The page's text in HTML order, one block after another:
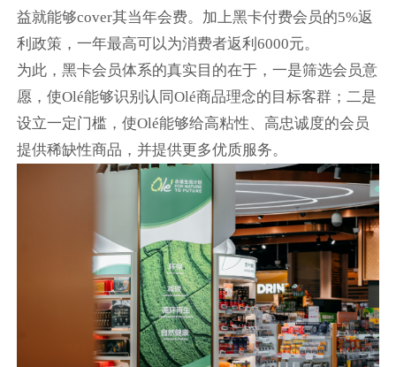
益就能够cover其当年会费。加上黑卡付费会员的5%返
利政策，一年最高可以为消费者返利6000元。
为此，黑卡会员体系的真实目的在于，一是筛选会员意
愿，使Olé能够识别认同Olé商品理念的目标客群；二是
设立一定门槛，使Olé能够给高粘性、高忠诚度的会员
提供稀缺性商品，并提供更多优质服务。